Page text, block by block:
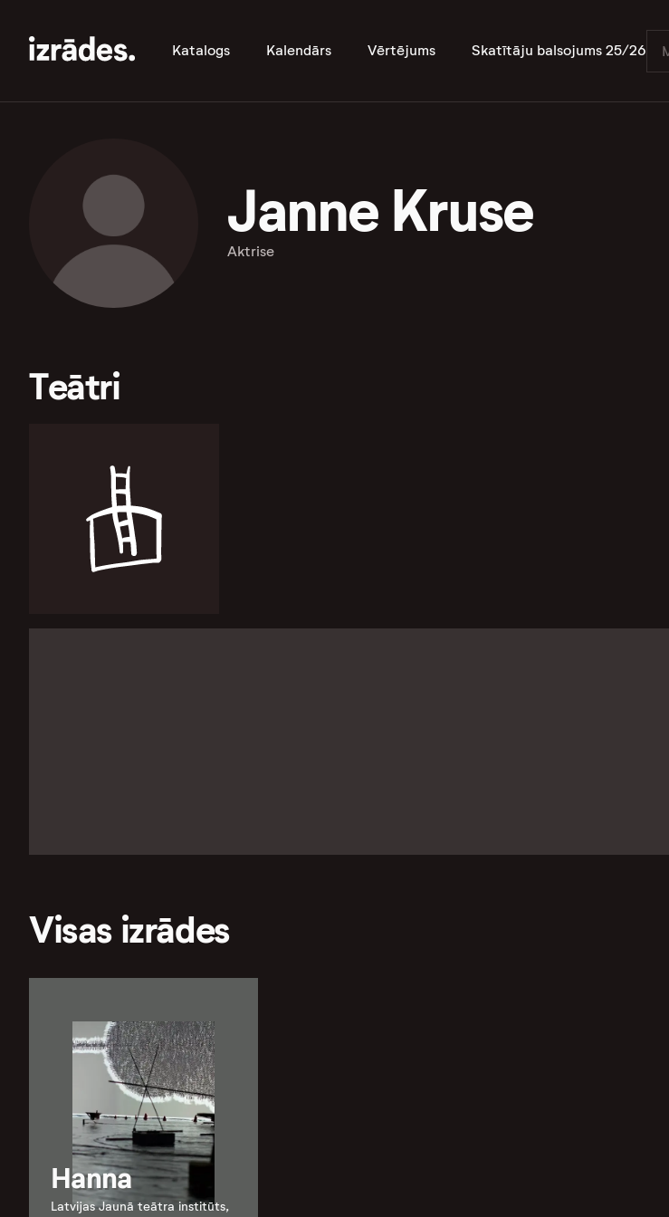
Katalogs Kalendārs Vērtējums Skatītāju balsojums 25/26
Janne Kruse
Aktrise
Teātri
Visas izrādes
Hanna
Latvijas Jaunā teātra institūts,